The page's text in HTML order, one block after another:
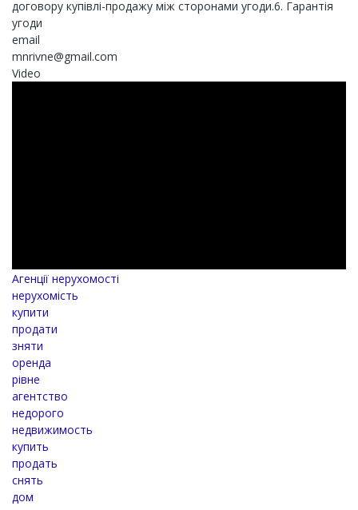
договору купівлі-продажу між сторонами угоди.6. Гарантія
угоди
email
mnrivne@gmail.com
Video
Агенції нерухомості
нерухомість
купити
продати
зняти
оренда
рівне
агентство
недорого
недвижимость
купить
продать
снять
дом